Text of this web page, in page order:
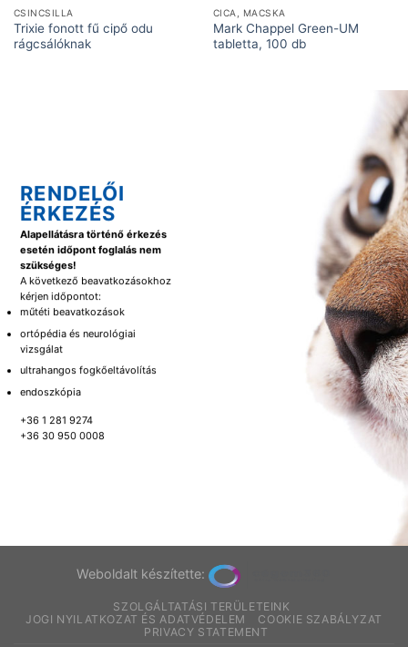
CSINCSILLA
Trixie fonott fű cipő odu
rágcsálóknak
CICA, MACSKA
Mark Chappel Green-UM
tabletta, 100 db
RENDELŐI
ÉRKEZÉS
Alapellátásra történő érkezés
esetén időpont foglalás nem
szükséges!
A következő beavatkozásokhoz
kérjen időpontot:
műtéti beavatkozások
ortópédia és neurológiai
vizsgálat
ultrahangos fogkőeltávolítás
endoszkópia
+36 1 281 9274
+36 30 950 0008
Weboldalt készítette:
SZOLGÁLTATÁSI TERÜLETEINK
JOGI NYILATKOZAT ÉS ADATVÉDELEM
COOKIE SZABÁLYZAT
PRIVACY STATEMENT